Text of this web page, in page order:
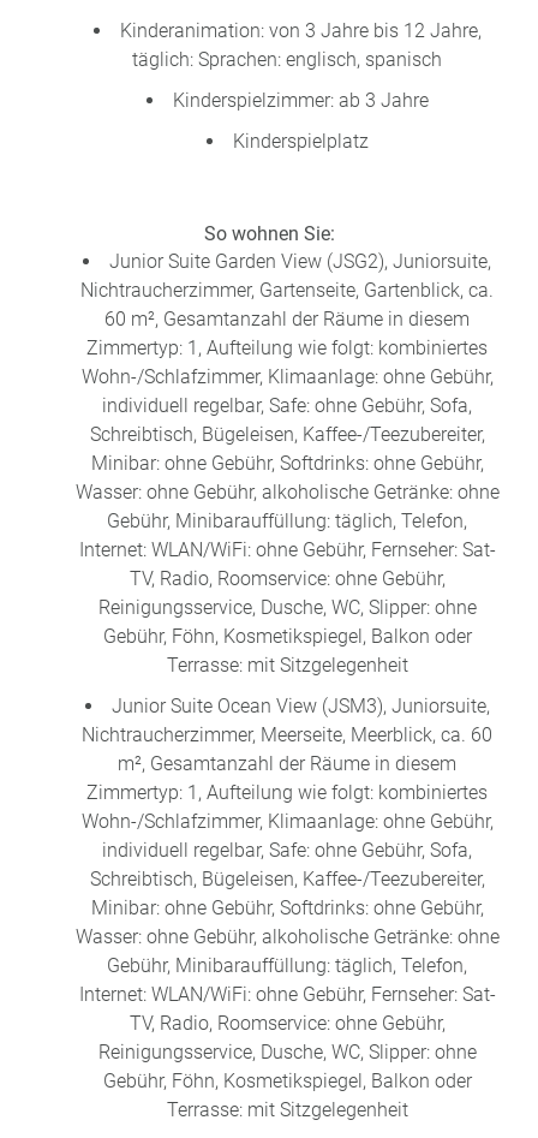
Kinderanimation: von 3 Jahre bis 12 Jahre,
täglich: Sprachen: englisch, spanisch
Kinderspielzimmer: ab 3 Jahre
Kinderspielplatz
So wohnen Sie:
Junior Suite Garden View (JSG2), Juniorsuite,
Nichtraucherzimmer, Gartenseite, Gartenblick, ca.
60 m², Gesamtanzahl der Räume in diesem
Zimmertyp: 1, Aufteilung wie folgt: kombiniertes
Wohn-/Schlafzimmer, Klimaanlage: ohne Gebühr,
individuell regelbar, Safe: ohne Gebühr, Sofa,
Schreibtisch, Bügeleisen, Kaffee-/Teezubereiter,
Minibar: ohne Gebühr, Softdrinks: ohne Gebühr,
Wasser: ohne Gebühr, alkoholische Getränke: ohne
Gebühr, Minibarauffüllung: täglich, Telefon,
Internet: WLAN/WiFi: ohne Gebühr, Fernseher: Sat-
TV, Radio, Roomservice: ohne Gebühr,
Reinigungsservice, Dusche, WC, Slipper: ohne
Gebühr, Föhn, Kosmetikspiegel, Balkon oder
Terrasse: mit Sitzgelegenheit
Junior Suite Ocean View (JSM3), Juniorsuite,
Nichtraucherzimmer, Meerseite, Meerblick, ca. 60
m², Gesamtanzahl der Räume in diesem
Zimmertyp: 1, Aufteilung wie folgt: kombiniertes
Wohn-/Schlafzimmer, Klimaanlage: ohne Gebühr,
individuell regelbar, Safe: ohne Gebühr, Sofa,
Schreibtisch, Bügeleisen, Kaffee-/Teezubereiter,
Minibar: ohne Gebühr, Softdrinks: ohne Gebühr,
Wasser: ohne Gebühr, alkoholische Getränke: ohne
Gebühr, Minibarauffüllung: täglich, Telefon,
Internet: WLAN/WiFi: ohne Gebühr, Fernseher: Sat-
TV, Radio, Roomservice: ohne Gebühr,
Reinigungsservice, Dusche, WC, Slipper: ohne
Gebühr, Föhn, Kosmetikspiegel, Balkon oder
Terrasse: mit Sitzgelegenheit